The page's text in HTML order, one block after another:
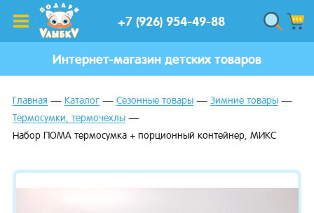
+7 (926) 954-49-88
Интернет-магазин детских товаров
Главная Каталог Сезонные товары
Зимние товары
Термосумки, термочехлы
Набор ПОМА термосумка + порционный контейнер, МИКС